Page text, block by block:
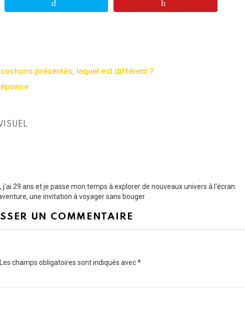
présentés, lequel est différent ?
29 ans et je passe mon temps à explorer de nouveaux univers à l'écran.
une invitation à voyager sans bouger.
UN COMMENTAIRE
Les champs obligatoires sont indiqués avec*